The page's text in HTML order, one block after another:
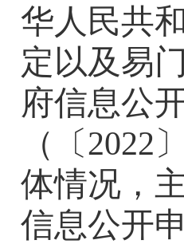
华人民共
定以及易
府信息公
（
〔2022
体情况 ，
信息公开